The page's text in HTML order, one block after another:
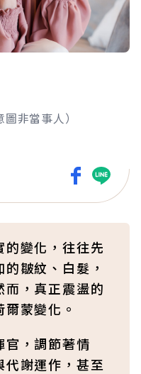
非當事人）
的變化，往往先
皺紋、白髮，
，真正震盪的
蒙變化。
官，調節著情
謝運作，甚至